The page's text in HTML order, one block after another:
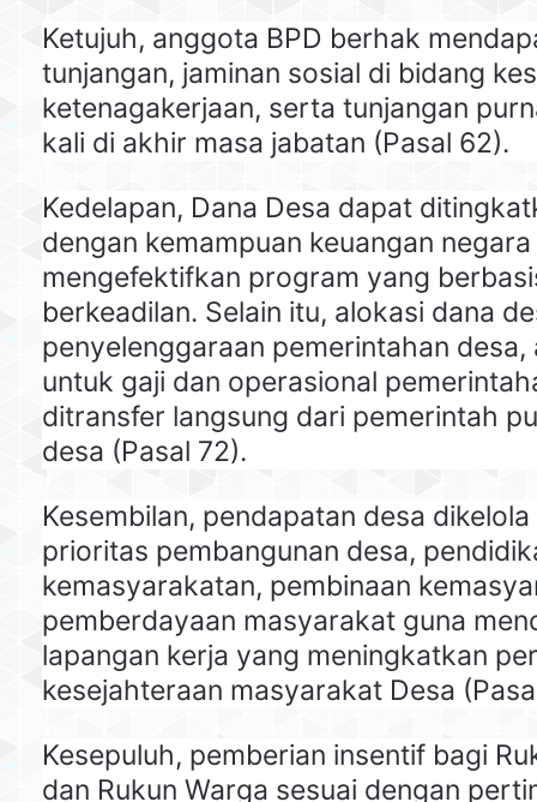
Ketujuh, anggota BPD berhak
tunjangan, jaminan sosial di bidang
ketenagakerjaan, serta tunjangan
kali di akhir masa jabatan (Pasal 62).
Kedelapan, Dana Desa dapat
dengan kemampuan keuangan
mengefektifkan program yang
berkeadilan. Selain itu, alokasi dana
penyelenggaraan pemerintahan desa,
untuk gaji dan operasional
ditransfer langsung dari pemerintah
desa (Pasal 72).
Kesembilan, pendapatan desa
prioritas pembangunan desa,
kemasyarakatan, pembinaan
pemberdayaan masyarakat guna
lapangan kerja yang meningkatkan
kesejahteraan masyarakat Desa
Kesepuluh, pemberian insentif bagi
dan Rukun Warga sesuai dengan